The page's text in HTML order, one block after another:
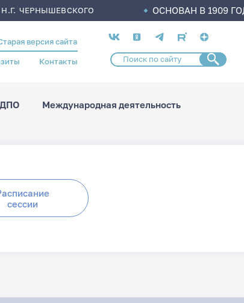
ЧЕРНЫШЕВСКОГО ОСНОВАН В 1909
версия сайта
Контакты
Социальные
сети
ДПО Международная деятельность
сессии